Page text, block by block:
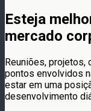
Esteja
mercado
Reuniões,
pontos envolvidos
estar em uma
desenvolvimento